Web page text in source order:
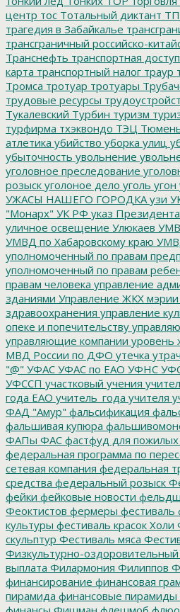
центр тос Тотальный диктант
трагедия в Забайкалье
трансграничный российско-
Транснефть транспортная
карта транспортный налог траур
Тромса тротуар тротуары
трудовые ресурсы
Тукалевский Турбин туризм
турфирма тхэквондо ТЭЦ
атлетика убийство уборка улиц
убыточность увольнение
уголовное преследование
розыск уголоное дело уголь угон
УЖАСЫ НАШЕГО ГОРОДКА узи
"Монарх" УК РФ указ Президента
уличное освещение Улюкаев УМВ
УМВД по Хабаровскому краю
уполномоченный по правам
уполномоченный по правам
правам человека управление
зданиями Управление ЖКХ мэрии
здравоохранения управление
опеке и попечительству
управляющие компании уровень
МВД России по ДФО утечка
"@" УФАС УФАС по ЕАО УФНС
УФССП участковый учения
года ЕАО учитель_года учителя
ФАД "Амур" фальсификация
фальшивая купюра
ФАПы ФАС фастфуд для пожилых
федеральная программа по
сетевая компания федеральная
средства федеральный розыск
фейки фейковые новости
Феоктистов фермеры фестиваль
культуры фестиваль красок Холи
скульптур Фестиваль мяса
Физкультурно-оздоровительный
выплата Филармония Филиппов
финансирование финансовая
пирамида финансовые пирамиды